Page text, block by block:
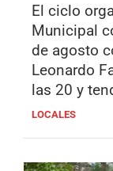
El ciclo
Municipal
de agosto
Leonardo
las 20 y
LOCALES